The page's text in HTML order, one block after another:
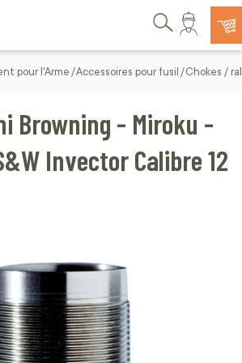
Rechercher
pour l'Arme Accessoires pour fusil Chokes /
Browning - Miroku -
Invector Calibre 12